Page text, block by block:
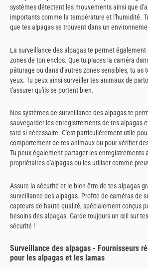
systèmes détectent les mouvements ainsi que
importants comme la température et l'humidité.
que tes alpagas se trouvent dans un
La surveillance des alpagas te permet
zones de ton enclos. Que tu places la caméra
pâturage ou dans d'autres zones sensibles, tu as
yeux. Tu peux ainsi surveiller tes animaux de
t'assurer qu'ils se portent bien.
Nos systèmes de surveillance des alpagas te
sauvegarder les enregistrements de tes alpagas
tard si nécessaire. C'est particulièrement utile
comportement de tes animaux ou pour vérifier
Tu peux également partager les enregistrements
propriétaires d'alpagas ou les utiliser comme
Assure la sécurité et le bien-être de tes alpagas
surveillance des alpagas. Profite de caméras de
capteurs de haute qualité, spécialement conçus
besoins des alpagas. Garde toujours un œil sur
sécurité !
Surveillance des alpagas - Fournisseurs
pour les alpagas et les lamas